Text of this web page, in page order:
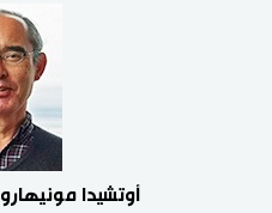
أوتشيدا مونيهارو